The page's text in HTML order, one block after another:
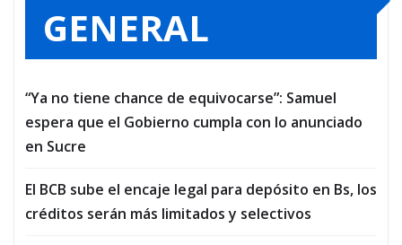
GENERAL
“Ya no tiene chance de equivocarse”: Samuel
espera que el Gobierno cumpla con lo anunciado
en Sucre
El BCB sube el encaje legal para depósito en Bs, los
créditos serán más limitados y selectivos